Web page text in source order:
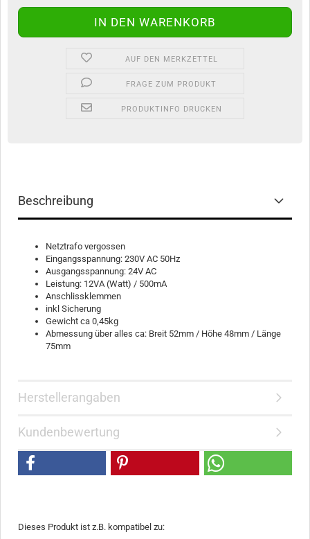
AUF DEN MERKZETTEL
FRAGE ZUM PRODUKT
PRODUKTINFO DRUCKEN
Beschreibung
Netztrafo vergossen
Eingangsspannung: 230V AC 50Hz
Ausgangsspannung: 24V AC
Leistung: 12VA (Watt) / 500mA
Anschlissklemmen
inkl Sicherung
Gewicht ca 0,45kg
Abmessung über alles ca: Breit 52mm / Höhe 48mm / Länge
75mm
Herstellerangaben
Kundenbewertung
Dieses Produkt ist z.B. kompatibel zu: